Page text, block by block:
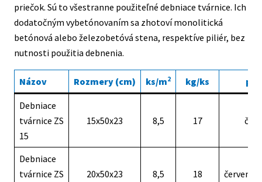
priečok. Sú to všestranne použiteľné debniace tvárnice. Ich
dodatočným vybetónovaním sa zhotoví monolitická
betónová alebo železobetóvá stena, respektíve piliér, bez
nutnosti použitia debnenia.
Názov Rozmery (cm) ks/m2 kg/ks
Debniace
tvárnice ZS
15
15x50x23 8,5 17
Debniace
tvárnice ZS
20x50x23 8,5 18